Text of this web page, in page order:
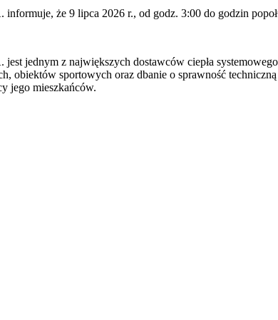
że 9 lipca 2026 r., od godz. 3:00 do godzin
jednym z największych dostawców ciepła
obiektów sportowych oraz dbanie o sprawność
jego mieszkańców.